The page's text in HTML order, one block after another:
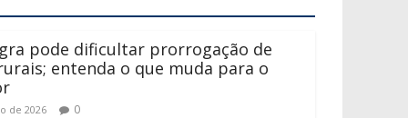
pode dificultar prorrogação de
entenda o que muda para o
de 2026 0